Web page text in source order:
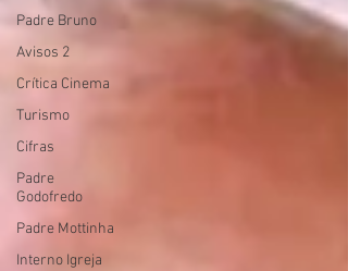
Padre Bruno
Avisos 2
Crítica Cinema
Turismo
Cifras
Padre
Godofredo
Padre Mottinha
Interno Igreja